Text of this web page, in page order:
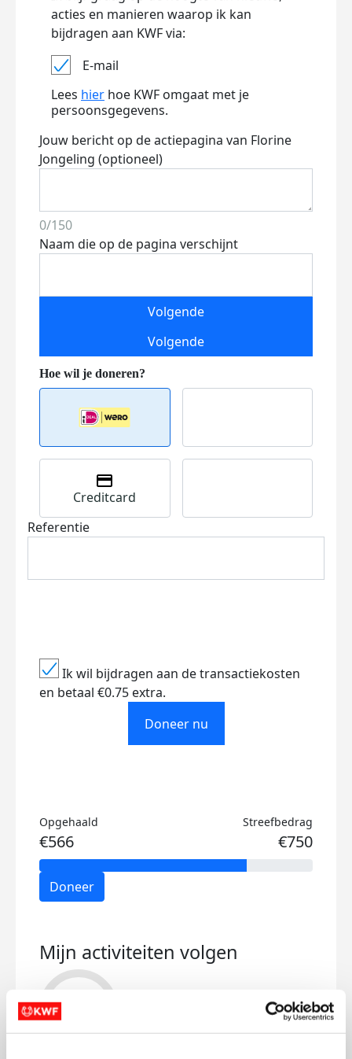
acties en manieren waarop ik kan
bijdragen aan KWF via:
E-mail
Lees hier hoe KWF omgaat met je
persoonsgegevens.
Jouw bericht op de actiepagina van Florine
Jongeling (optioneel)
0/150
Naam die op de pagina verschijnt
Volgende
Volgende
Creditcard
Referentie
Ik wil bijdragen aan de transactiekosten
en betaal €0.75 extra.
Doneer nu
Opgehaald
€566
Streefbedrag
€750
Doneer
Mijn activiteiten volgen